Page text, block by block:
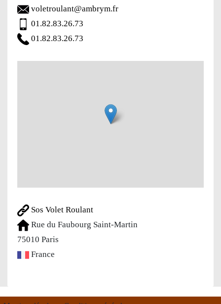
voletroulant@ambrym.fr
01.82.83.26.73
01.82.83.26.73
Sos Volet Roulant
Rue du Faubourg Saint-Martin
75010 Paris
France